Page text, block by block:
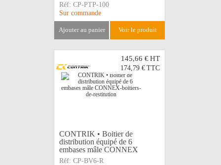
Réf: CP-PTP-100
Sur commande
ajouter au panier voir le produit
145,66 €HT
174,79 € TTC
CONTRIK • Boitier de
distribution équipé de 6
embases mâle CONNEX
Réf: CP-BV6-R